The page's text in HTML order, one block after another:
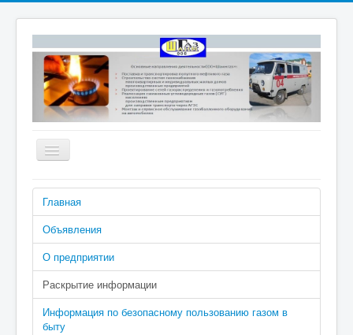
Включить/
Номера телефонов аварийно-
диспетчерской службы: 04 (040 с
Главная
Объявления
О предприятии
Раскрытие информации
Информация по безопасному пользованию газом в
быту